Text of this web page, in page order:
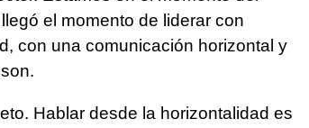
el momento de liderar con
con una comunicación horizontal y
Hablar desde la horizontalidad es